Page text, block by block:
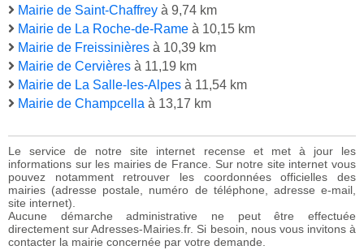
Mairie de Saint-Chaffrey à 9,74 km
Mairie de La Roche-de-Rame à 10,15 km
Mairie de Freissinières à 10,39 km
Mairie de Cervières à 11,19 km
Mairie de La Salle-les-Alpes à 11,54 km
Mairie de Champcella à 13,17 km
Le service de notre site internet recense et met à jour les
informations sur les mairies de France. Sur notre site internet vous
pouvez notamment retrouver les coordonnées officielles des
mairies (adresse postale, numéro de téléphone, adresse e-mail,
site internet).
Aucune démarche administrative ne peut être effectuée
directement sur Adresses-Mairies.fr. Si besoin, nous vous invitons à
contacter la mairie concernée par votre demande.